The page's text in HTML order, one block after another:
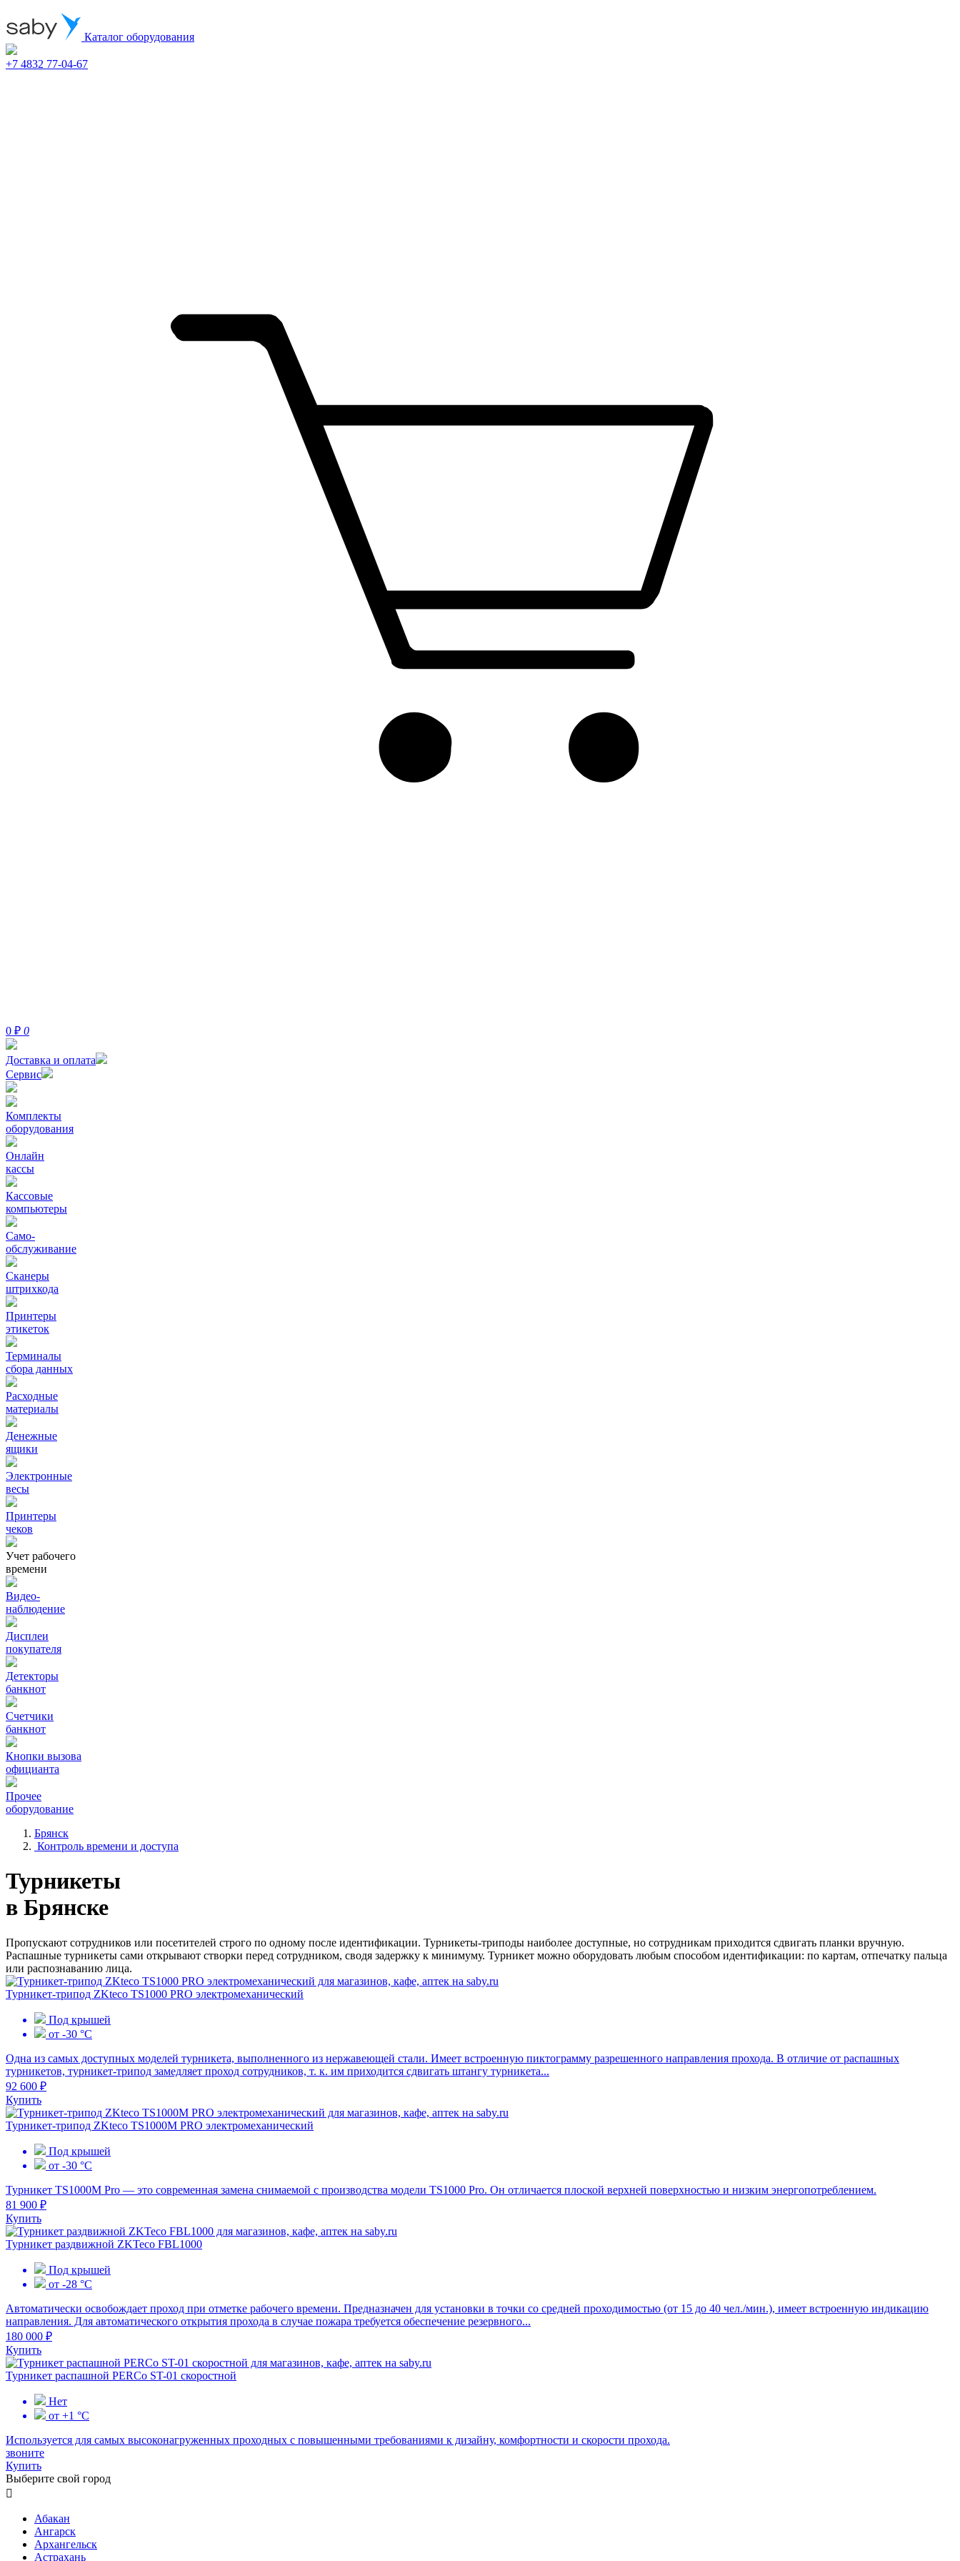
Каталог оборудования
+7 4832 77-04-67
0 ₽ 0
Доставка и оплата
Сервис
Комплекты
оборудования
Онлайн
кассы
Кассовые
компьютеры
Само-
обслуживание
Сканеры
штрихкода
Принтеры
этикеток
Терминалы
сбора данных
Расходные
материалы
Денежные
ящики
Электронные
весы
Принтеры
чеков
Учет рабочего
времени
Видео‑
наблюдение
Дисплеи
покупателя
Детекторы
банкнот
Счетчики
банкнот
Кнопки вызова
официанта
Прочее
оборудование
Брянск
Контроль времени и доступа
Турникеты
в Брянске
Пропускают сотрудников или посетителей строго по одному после идентификации. Турникеты-триподы наиболее доступные, но сотрудникам приходится сдвигать планки вручную.
Распашные турникеты сами открывают створки перед сотрудником, сводя задержку к минимуму. Турникет можно оборудовать любым способом идентификации: по картам, отпечатку пальца
или распознаванию лица.
Турникет-трипод ZKteco TS1000 PRO электромеханический
Под крышей
от -30 °С
Одна из самых доступных моделей турникета, выполненного из нержавеющей стали. Имеет встроенную пиктограмму разрешенного направления прохода. В отличие от распашных
турникетов, турникет-трипод замедляет проход сотрудников, т. к. им приходится сдвигать штангу турникета...
92 600 ₽
Купить
Турникет-трипод ZKteco TS1000М PRO электромеханический
Под крышей
от -30 °С
Турникет TS1000M Pro — это современная замена снимаемой с производства модели TS1000 Pro. Он отличается плоской верхней поверхностью и низким энергопотреблением.
81 900 ₽
Купить
Турникет раздвижной ZKTeco FBL1000
Под крышей
от -28 °C
Автоматически освобождает проход при отметке рабочего времени. Предназначен для установки в точки со средней проходимостью (от 15 до 40 чел./мин.), имеет встроенную индикацию
направления. Для автоматического открытия прохода в случае пожара требуется обеспечение резервного...
180 000 ₽
Купить
Турникет распашной PERCo ST-01 скоростной
Нет
от +1 °C
Используется для самых высоконагруженных проходных с повышенными требованиями к дизайну, комфортности и скорости прохода.
звоните
Купить
Выберите свой город

Абакан
Ангарск
Архангельск
Астрахань